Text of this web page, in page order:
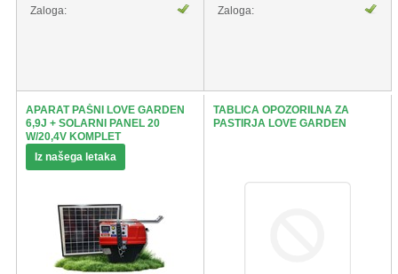
Zaloga:
Zaloga:
APARAT PAŠNI LOVE GARDEN
6,9J + SOLARNI PANEL 20
W/20,4V KOMPLET
Iz našega letaka
TABLICA OPOZORILNA ZA
PASTIRJA LOVE GARDEN